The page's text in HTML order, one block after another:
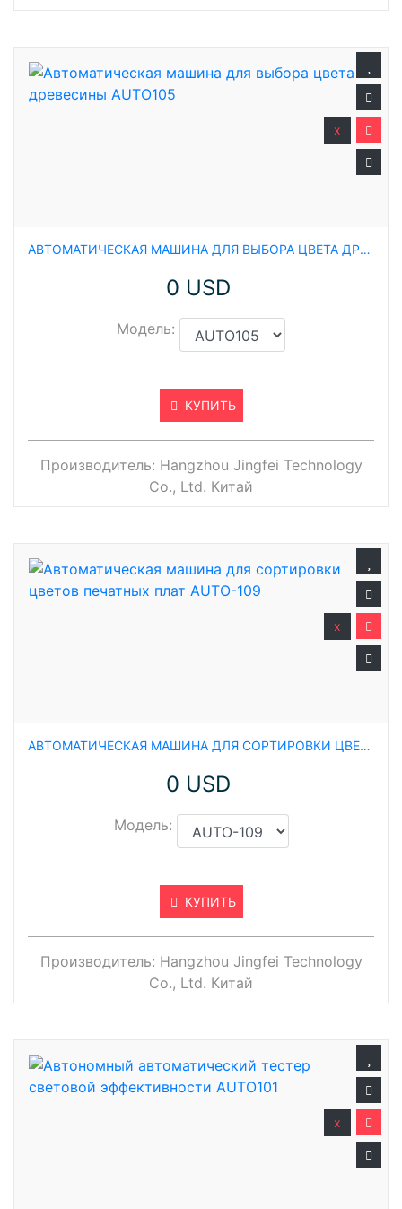
АВТОМАТИЧЕСКАЯ МАШИНА ДЛЯ ВЫБОРА ЦВЕТА ДРЕВЕСИНЫ AUTO105
0 USD
Модель:
КУПИТЬ
x
Производитель: Hangzhou Jingfei Technology
Co., Ltd. Китай
АВТОМАТИЧЕСКАЯ МАШИНА ДЛЯ СОРТИРОВКИ ЦВЕТОВ ПЕЧАТНЫХ ПЛАТ AUTO-109
0 USD
Модель:
КУПИТЬ
x
Производитель: Hangzhou Jingfei Technology
Co., Ltd. Китай
x